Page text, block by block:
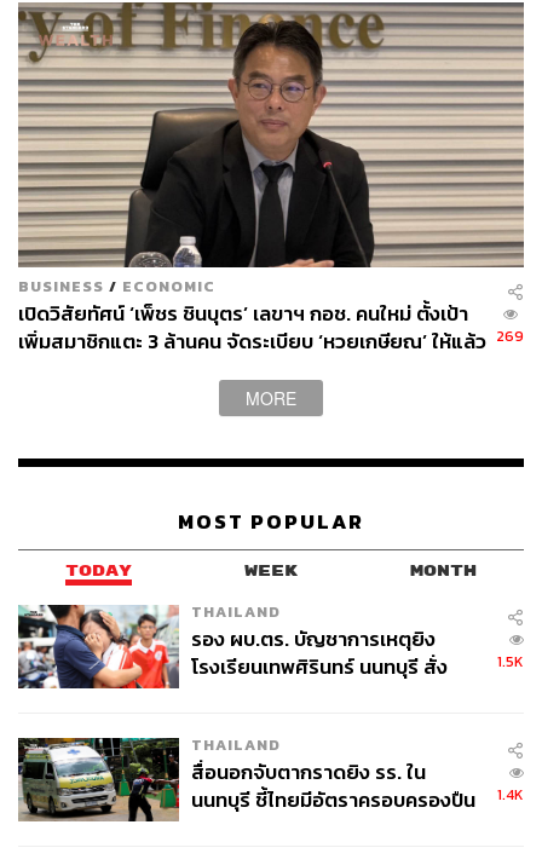
BUSINESS / ECONOMIC
เปิดวิสัยทัศน์ ‘เพ็ชร ชินบุตร’ เลขาฯ กอช. คนใหม่ ตั้งเป้า
เพิ่มสมาชิกแตะ 3 ล้านคน จัดระเบียบ ‘หวยเกษียณ’ ให้แล้ว 269
MORE
MOST POPULAR
TODAY WEEK MONTH
THAILAND
รอง ผบ.ตร. บัญชาการเหตุยิง
โรงเรียนเทพศิรินทร์ นนทบุรี สั่ง
1.5K
THAILAND
สื่อนอกจับตากราดยิง รร. ใน
นนทบุรี ชี้ไทยมีอัตราครอบครองปืน
1.4K